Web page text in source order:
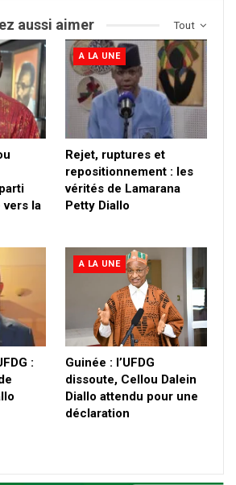
Tout
aussi aimer
vers la
A LA UNE
Rejet, ruptures et
repositionnement : les
vérités de Lamarana
Petty Diallo
:
A LA UNE
Guinée : l’UFDG
dissoute, Cellou Dalein
Diallo attendu pour une
déclaration